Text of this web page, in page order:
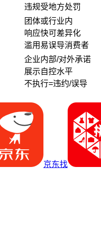
违规受地方处罚
团体或行业内
响应快可差异化
滥用易误导消费者
企业内部/对外承诺
展示自控水平
不执行=违约/误导
京东找